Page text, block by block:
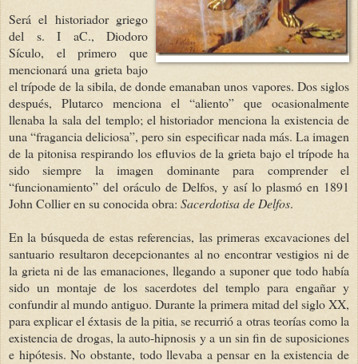
Será el historiador griego
del s. I aC., Diodoro
Sículo, el primero que
mencionará una grieta bajo
el trípode de la sibila, de donde emanaban unos vapores. Dos siglos
después, Plutarco menciona el “aliento” que ocasionalmente
llenaba la sala del templo; el historiador menciona la existencia de
una “fragancia deliciosa”, pero sin especificar nada más. La imagen
de la pitonisa respirando los efluvios de la grieta bajo el trípode ha
sido siempre la imagen dominante para comprender el
“funcionamiento” del oráculo de Delfos, y así lo plasmó en 1891
John Collier en su conocida obra: Sacerdotisade Delfos.
En la búsqueda de estas referencias, las primeras excavaciones del
santuario resultaron decepcionantes al no encontrar vestigios ni de
la grieta ni de las emanaciones, llegando a suponer que todo había
sido un montaje de los sacerdotes del templo para engañar y
confundir al mundo antiguo. Durante la primera mitad del siglo XX,
para explicar el éxtasis de la pitia, se recurrió a otras teorías como la
existencia de drogas, la auto-hipnosis y a un sin fin de suposiciones
e hipótesis. No obstante, todo llevaba a pensar en la existencia de